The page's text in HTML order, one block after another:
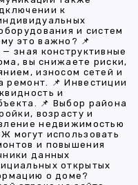
к
и систем
это важно? 📌
зная конструктивные
вы снижаете риски,
износом сетей и
ремонт. 📌 Инвестиции
и
📌 Выбор района
возрасту и
недвижимостью
могут использовать
и повышения
данных
открытых
о доме?